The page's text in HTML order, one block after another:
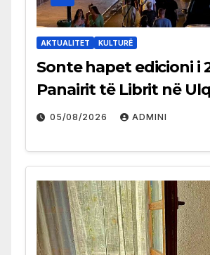
AKTUALITET KULTURË
Sonte hapet edicioni i
Panairit të Librit në
05/08/2026 ADMINI